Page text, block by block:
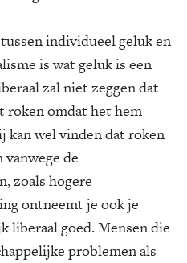
individueel geluk en
is wat geluk is een
zal niet zeggen dat
roken omdat het hem
kan wel vinden dat roken
de
zoals hogere
ontneemt je ook je
liberaal goed. Mensen die
problemen als